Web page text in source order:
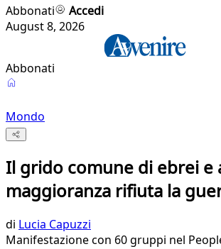
Abbonati
Accedi
August 8, 2026
Abbonati
Mondo
Il grido comune di ebrei e
maggioranza rifiuta la
di Lucia Capuzzi
Manifestazione con 60 gruppi nel